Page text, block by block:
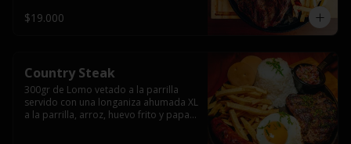
$19.000
Country Steak
300gr de Lomo vetado a la parrilla
servido con una longaniza ahumada XL
a la parrilla, arroz, huevo frito y papas